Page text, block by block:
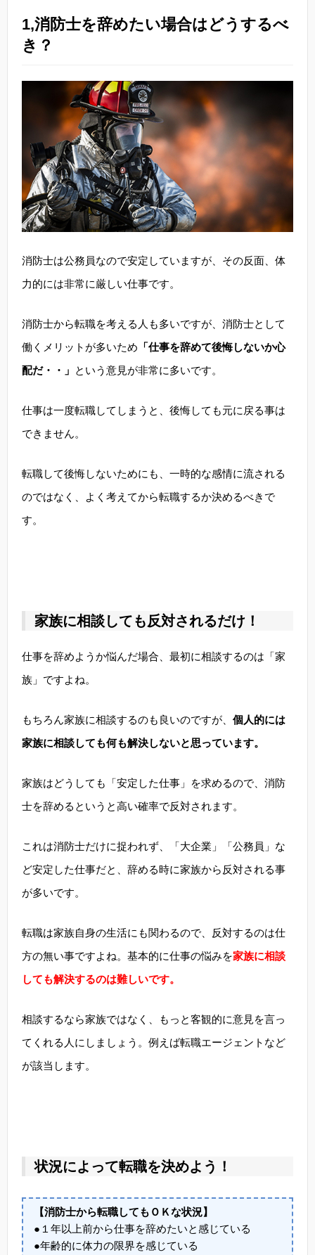
1,消防士を辞めたい場合はどうするべ
き？
消防士は公務員なので安定していますが、その反面、体
力的には非常に厳しい仕事です。
消防士から転職を考える人も多いですが、消防士として
働くメリットが多いため 「仕事を辞めて後悔しないか心
配だ・・」 という意見が非常に多いです。
仕事は一度転職してしまうと、後悔しても元に戻る事は
できません。
転職して後悔しないためにも、一時的な感情に流される
のではなく、よく考えてから転職するか決めるべきで
す。
家族に相談しても反対されるだけ！
仕事を辞めようか悩んだ場合、最初に相談するのは「家
族」ですよね。
もちろん家族に相談するのも良いのですが、 個人的には
家族に相談しても何も解決しないと思っています。
家族はどうしても「安定した仕事」を求めるので、消防
士を辞めるというと高い確率で反対されます。
これは消防士だけに捉われず、「大企業」「公務員」な
ど安定した仕事だと、辞める時に家族から反対される事
が多いです。
転職は家族自身の生活にも関わるので、反対するのは仕
方の無い事ですよね。基本的に仕事の悩みを家族に相談
しても解決するのは難しいです。
相談するなら家族ではなく、もっと客観的に意見を言っ
てくれる人にしましょう。例えば転職エージェントなど
が該当します。
状況によって転職を決めよう！
【消防士から転職してもＯＫな状況】
●１年以上前から仕事を辞めたいと感じている
●年齢的に体力の限界を感じている